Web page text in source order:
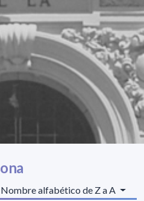
alfabético de Z a A